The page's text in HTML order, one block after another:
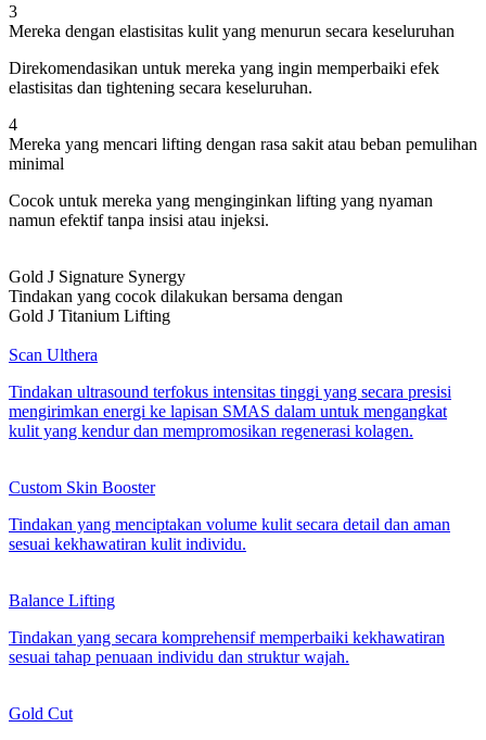
3
Mereka dengan elastisitas kulit yang menurun secara keseluruhan
Direkomendasikan untuk mereka yang ingin memperbaiki efek
elastisitas dan tightening secara keseluruhan.
4
Mereka yang mencari lifting dengan rasa sakit atau beban pemulihan
minimal
Cocok untuk mereka yang menginginkan lifting yang nyaman
namun efektif tanpa insisi atau injeksi.
Gold J Signature Synergy
Tindakan yang cocok dilakukan bersama dengan
Gold J Titanium Lifting
Scan Ulthera
Tindakan ultrasound terfokus intensitas tinggi yang secara presisi
mengirimkan energi ke lapisan SMAS dalam untuk mengangkat
kulit yang kendur dan mempromosikan regenerasi kolagen.
Custom Skin Booster
Tindakan yang menciptakan volume kulit secara detail dan aman
sesuai kekhawatiran kulit individu.
Balance Lifting
Tindakan yang secara komprehensif memperbaiki kekhawatiran
sesuai tahap penuaan individu dan struktur wajah.
Gold Cut